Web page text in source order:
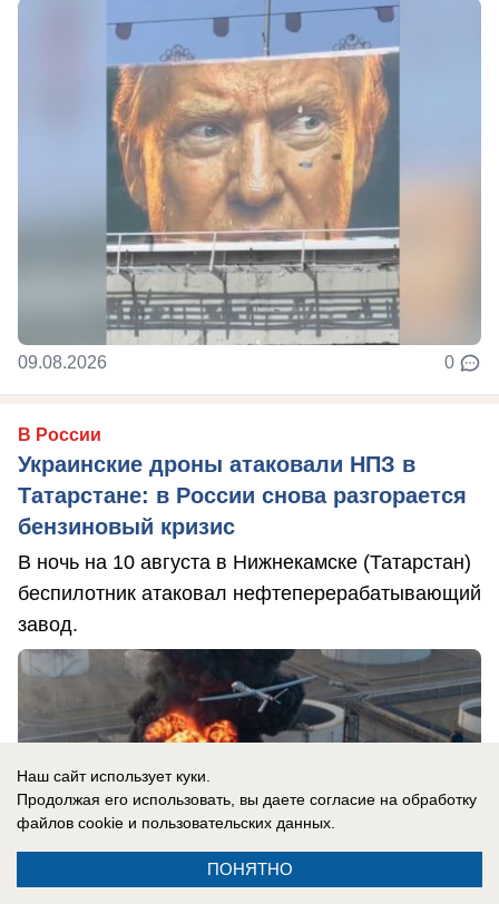
09.08.2026 0
В России
Украинские дроны атаковали НПЗ в
Татарстане: в России снова разгорается
бензиновый кризис
В ночь на 10 августа в Нижнекамске (Татарстан)
беспилотник атаковал нефтеперерабатывающий
завод.
Наш сайт использует куки.
Продолжая его использовать, вы даете согласие на обработку
файлов cookie и пользовательских данных.
ПОНЯТНО